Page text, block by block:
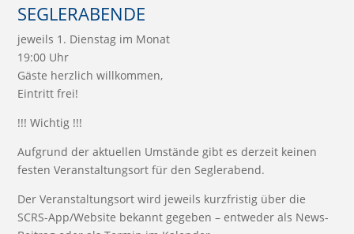
SEGLERABENDE
jeweils 1. Dienstag im Monat
19:00 Uhr
Gäste herzlich willkommen,
Eintritt frei!
!!! Wichtig !!!
Aufgrund der aktuellen Umstände gibt es derzeit keinen
festen Veranstaltungsort für den Seglerabend.
Der Veranstaltungsort wird jeweils kurzfristig über die
SCRS-App/Website bekannt gegeben – entweder als News-